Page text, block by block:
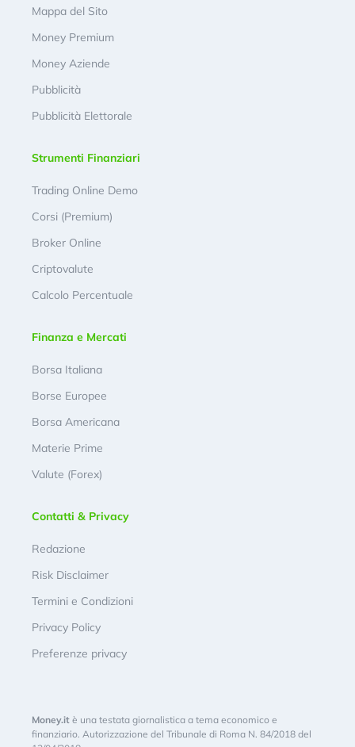
Mappa del Sito
Money Premium
Money Aziende
Pubblicità
Pubblicità Elettorale
Strumenti Finanziari
Trading Online Demo
Corsi (Premium)
Broker Online
Criptovalute
Calcolo Percentuale
Finanza e Mercati
Borsa Italiana
Borse Europee
Borsa Americana
Materie Prime
Valute (Forex)
Contatti & Privacy
Redazione
Risk Disclaimer
Termini e Condizioni
Privacy Policy
Preferenze privacy
Money.it è una testata giornalistica a tema economico e
finanziario. Autorizzazione del Tribunale di Roma N. 84/2018 del